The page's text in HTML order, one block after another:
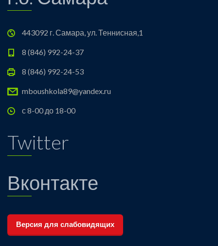
443092 г. Самара, ул. Теннисная,1
8 (846) 992-24-37
8 (846) 992-24-53
mboushkola89@yandex.ru
с 8-00 до 18-00
Twitter
Вконтакте
Версия для слабовидящих